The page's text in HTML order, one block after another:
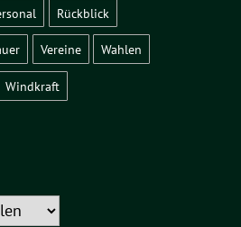
Rückblick
Vereine Wahlen
Windkraft